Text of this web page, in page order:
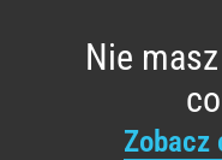
Nie
Zobacz